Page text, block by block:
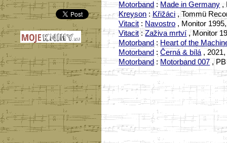
Motorband:Made in Germany,
Kreyson:Křižáci, Tommü
Vitacit : Navostro , Monitor
Vitacit:Zaživa mrtví, Monitor
Motorband:Heart of the
Motorband :Černá & bílá,
Motorband:Motorband 007 ,